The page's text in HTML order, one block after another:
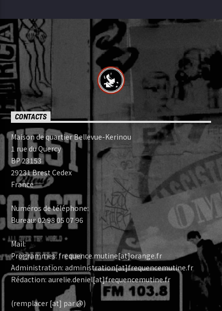
CONTACTS
Maison de quartier Bellevue-Kerinou
1 rue du Quercy
BP 23153
29231 Brest Cedex
France
Numéros de téléphone:
Bureau: 02 98 05 07 96
Mail:
Programmes: frequence.mutine[at]orange.fr
Administration: administration[at]frequencemutine.fr
Rédaction: aurelie.deniel[at]frequencemutine.fr
(remplacer [at] par @)